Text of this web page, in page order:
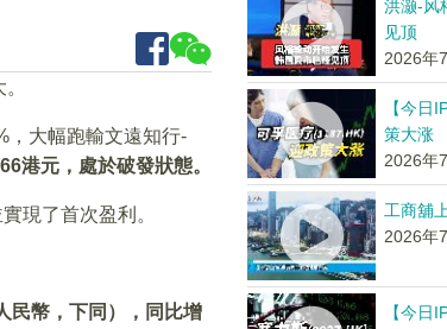
，大幅跑輸文遠知行-
港元，處於破發狀態。
現了首次盈利。
民幣，下同），同比增
洪灏-风
见顶
2026年
【今日
策大涨
2026年
工商舖
2026年
【今日